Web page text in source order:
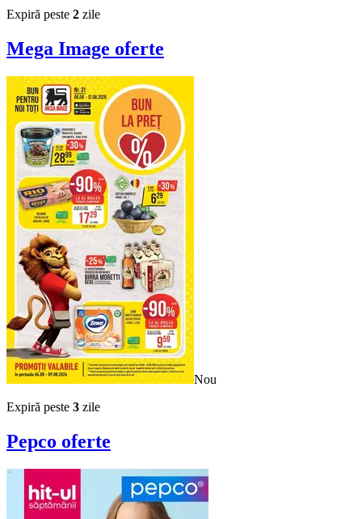
Expiră peste 2 zile
Mega Image oferte
Nou
Expiră peste 3 zile
Pepco oferte